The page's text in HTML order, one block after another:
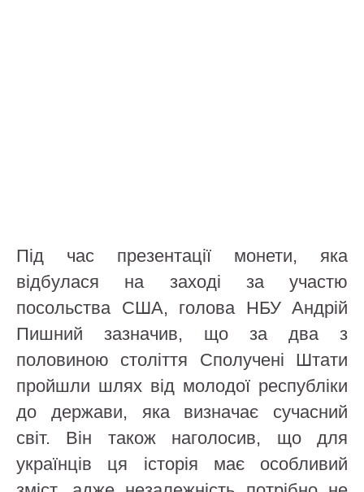
Під час презентації монети, яка
відбулася на заході за участю
посольства США, голова НБУ Андрій
Пишний зазначив, що за два з
половиною століття Сполучені Штати
пройшли шлях від молодої республіки
до держави, яка визначає сучасний
світ. Він також наголосив, що для
українців ця історія має особливий